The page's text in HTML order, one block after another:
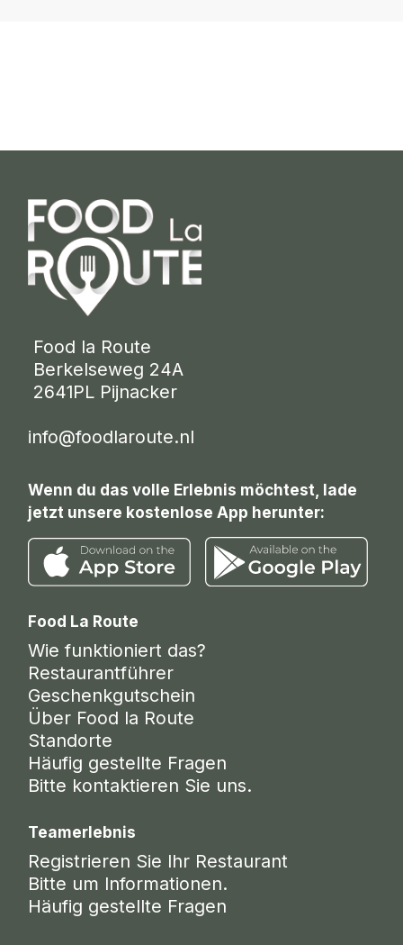
Food la Route
Berkelseweg 24A
2641PL Pijnacker
info@foodlaroute.nl
Wenn du das volle Erlebnis möchtest, lade
jetzt unsere kostenlose App herunter:
Food La Route
Wie funktioniert das?
Restaurantführer
Geschenkgutschein
Über Food la Route
Standorte
Häufig gestellte Fragen
Bitte kontaktieren Sie uns.
Teamerlebnis
Registrieren Sie Ihr Restaurant
Bitte um Informationen.
Häufig gestellte Fragen